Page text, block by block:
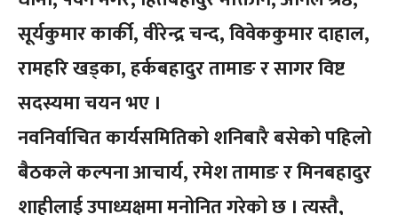
सूर्यकुमार कार्की, वीरेन्द्र चन्द, विवेककुमार दाहाल,
रामहरि खड्का, हर्कबहादुर तामाङ र सागर विष्ट
सदस्यमा चयन भए ।
नवनिर्वाचित कार्यसमितिको शनिबारै बसेको पहिलो
बैठकले कल्पना आचार्य, रमेश तामाङ र मिनबहादुर
शाहीलाई उपाध्यक्षमा मनोनित गरेको छ । त्यस्तै,